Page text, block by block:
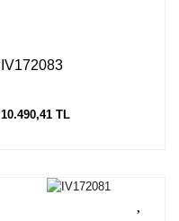
IV172083
10.490,41 TL